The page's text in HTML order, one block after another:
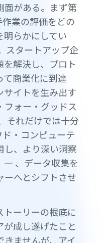
面がある。まず第
業の評価をどの
明らかにしてい
スタートアップ企
解決し、プロト
て商業化に到達
サイトを生み出す
フォー・グッドス
それだけでは十分
・コンピューテ
し、より深い洞察
— 、データ収集を
へとシフトさせ
トーリーの根底に
成し遂げたこと
ませんが、アイ